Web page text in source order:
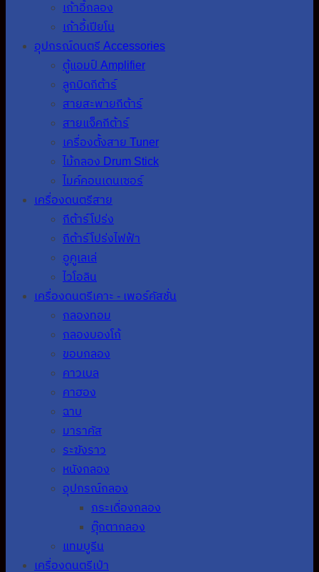
เก้าอี้กลอง
เก้าอี้เปียโน
อุปกรณ์ดนตรี Accessories
ตู้แอมป์ Amplifier
ลูกบิดกีต้าร์
สายสะพายกีต้าร์
สายแจ็คกีต้าร์
เครื่องตั้งสาย Tuner
ไม้กลอง Drum Stick
ไมค์คอนเดนเซอร์
เครื่องดนตรีสาย
กีต้าร์โปร่ง
กีต้าร์โปร่งไฟฟ้า
อูคูเลเล่
ไวโอลิน
เครื่องดนตรีเคาะ - เพอร์คัสชั่น
กลองทอม
กลองบองโก้
ขอบกลอง
คาวเบล
คาฮอง
ฉาบ
มาราคัส
ระฆังราว
หนังกลอง
อุปกรณ์กลอง
กระเดื่องกลอง
ตุ๊กตากลอง
แทมบูรีน
เครื่องดนตรีเป่า